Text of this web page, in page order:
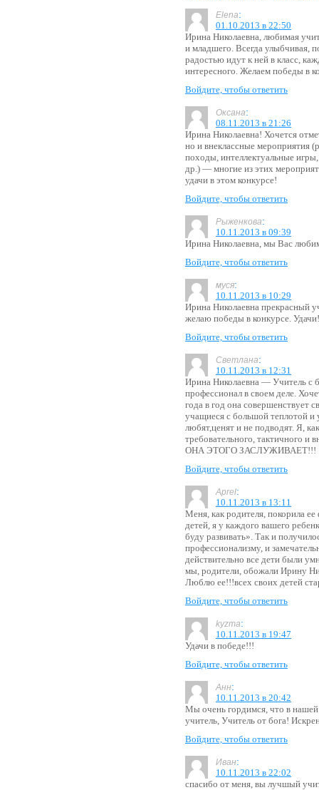
Elena:
01.10.2013 в 22:50
Ирина Николаевна, любимая
и младшего. Всегда улыбчивая,
радостью идут к ней в класс,
интересного. Желаем победы в
Войдите, чтобы ответить
Оксана:
08.11.2013 в 21:26
Ирина Николаевна! Хочется
но и внеклассные мероприятия
походы, интеллектуальные
др.) — многие из этих
удачи в этом конкурсе!
Войдите, чтобы ответить
Рыженкова:
10.11.2013 в 09:39
Ирина Николаевна, мы Вас
Войдите, чтобы ответить
муся:
10.11.2013 в 10:29
Ирина Николаевна прекрасный
желаю победы в конкурсе.
Войдите, чтобы ответить
Светлана:
10.11.2013 в 12:31
Ирина Николаевна — Учитель с
профессионал в своем деле.
года в год она совершенствует
учащиеся с большой теплотой и
любят,ценят и не подводят. Я,
требовательного, тактичного и
ОНА ЭТОГО ЗАСЛУЖИВАЕТ!!!
Войдите, чтобы ответить
Aprel:
10.11.2013 в 13:11
Меня, как родителя, покорила
детей, я у каждого вашего
буду развивать». Так и
профессионализму, и
действительно все дети были
мы, родители, обожали Ирину
Люблю ее!!!всех своих детей
Войдите, чтобы ответить
kyzma:
10.11.2013 в 19:47
Удачи в победе!!!
Войдите, чтобы ответить
Анн:
10.11.2013 в 20:42
Мы очень гордимся, что в нашей
учитель, Учитель от бога!
Войдите, чтобы ответить
Иван:
10.11.2013 в 22:02
спасибо от меня, вы лучшый